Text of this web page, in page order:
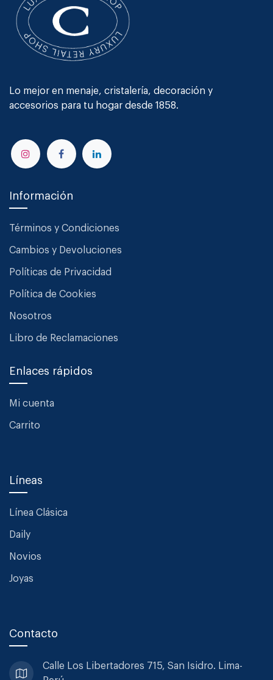
Lo mejor en menaje, cristalería, decoración y
accesorios para tu hogar desde 1858.
Información
Términos y Condiciones
Cambios y Devoluciones
Políticas de Privacidad
Política de Cookies
Nosotros
Libro de Reclamaciones
Enlaces rápidos
Mi cuenta
Carrito
Líneas
Línea Clásica
Daily
Novios
Joyas
Contacto
Calle Los Libertadores 715, San Isidro. Lima-